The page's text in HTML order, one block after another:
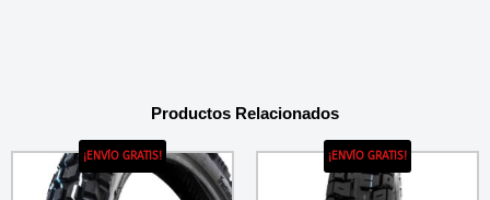
Productos Relacionados
¡ENVÍO GRATIS! ¡ENVÍO GRATIS!